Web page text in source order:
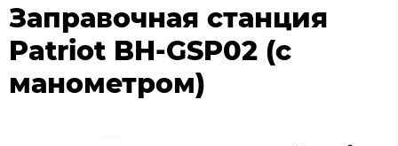
Заправочная станция
Patriot BH-GSP02 (с
манометром)